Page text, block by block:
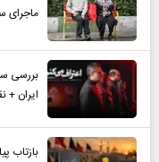
ماجرای سن
بررسی
ایران +
بازتاب